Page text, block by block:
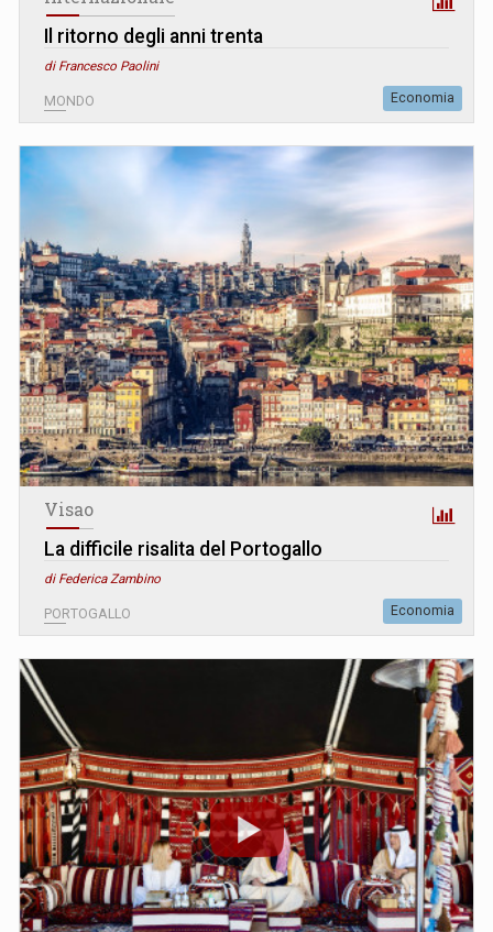
Il ritorno degli anni trenta
di Francesco Paolini
MONDO Economia
Visao
La difficile risalita del Portogallo
di Federica Zambino
PORTOGALLO Economia